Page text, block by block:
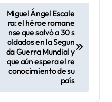
Miguel Ángel Escale
ra: el héroe romane
nse que salvó a 30 s
oldados en la Segun
da Guerra Mundial y
que aún espera el re
conocimiento de su
país